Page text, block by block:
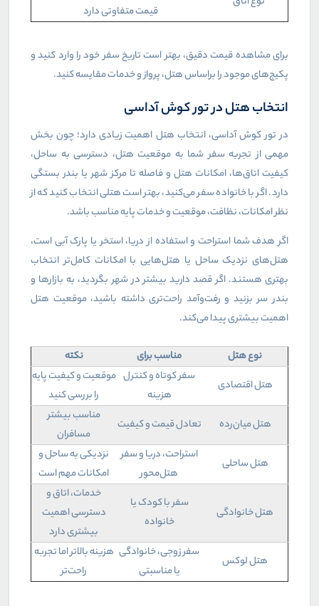
قیمت متفاوتی دارد
برای مشاهده قیمت دقیق، بهتر است تاریخ سفر خود را وارد کنید و
پکیج‌های موجود را براساس هتل، پرواز و خدمات مقایسه کنید.
انتخاب هتل در تور کوش آداسی
در تور کوش آداسی، انتخاب هتل اهمیت زیادی دارد؛ چون بخش
مهمی از تجربه سفر شما به موقعیت هتل، دسترسی به ساحل،
کیفیت اتاق‌ها، امکانات هتل و فاصله تا مرکز شهر یا بندر بستگی
دارد. اگر با خانواده سفر می‌کنید، بهتر است هتلی انتخاب کنید که از
نظر امکانات، نظافت، موقعیت و خدمات پایه مناسب باشد.
اگر هدف شما استراحت و استفاده از دریا، استخر یا پارک آبی است،
هتل‌های نزدیک ساحل یا هتل‌هایی با امکانات کامل‌تر انتخاب
بهتری هستند. اگر قصد دارید بیشتر در شهر بگردید، به بازارها و
بندر سر بزنید و رفت‌وآمد راحت‌تری داشته باشید، موقعیت هتل
اهمیت بیشتری پیدا می‌کند.
نوع هتل مناسب برای
نکته
هتل اقتصادی
سفر کوتاه و کنترل
هزینه
موقعیت و کیفیت پایه
را بررسی کنید
هتل میان‌رده
تعادل قیمت و کیفیت
مناسب بیشتر
مسافران
هتل ساحلی
استراحت، دریا و سفر
هتل‌محور
نزدیکی به ساحل و
امکانات مهم است
هتل خانوادگی
سفر با کودک یا
خانواده
خدمات، اتاق و
دسترسی اهمیت
بیشتری دارد
هتل لوکس
سفر زوجی، خانوادگی
یا مناسبتی
هزینه بالاتر اما تجربه
راحت‌تر